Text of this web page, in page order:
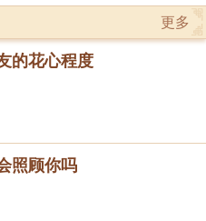
更多
的花心程度
照顾你吗